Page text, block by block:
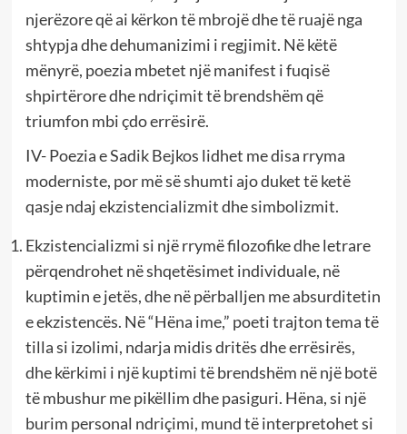
njerëzore që ai kërkon të mbrojë dhe të ruajë nga
shtypja dhe dehumanizimi i regjimit. Në këtë
mënyrë, poezia mbetet një manifest i fuqisë
shpirtërore dhe ndriçimit të brendshëm që
triumfon mbi çdo errësirë.
IV- Poezia e Sadik Bejkos lidhet me disa rryma
moderniste, por më së shumti ajo duket të ketë
qasje ndaj ekzistencializmit dhe simbolizmit.
Ekzistencializmi si një rrymë filozofike dhe letrare
përqendrohet në shqetësimet individuale, në
kuptimin e jetës, dhe në përballjen me absurditetin
e ekzistencës. Në “Hëna ime,” poeti trajton tema të
tilla si izolimi, ndarja midis dritës dhe errësirës,
dhe kërkimi i një kuptimi të brendshëm në një botë
të mbushur me pikëllim dhe pasiguri. Hëna, si një
burim personal ndriçimi, mund të interpretohet si